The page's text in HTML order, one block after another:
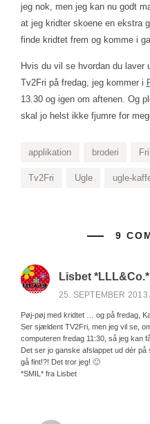
jeg nok, men jeg kan nu godt
at jeg kridter skoene en ekstra
finde kridtet frem og komme i
Hvis du vil se hvordan du laver
Tv2Fri på fredag, jeg kommer i
13.30 og igen om aftenen. Og
skal jo helst ikke fjumre for
applikation broderi
Tv2Fri Ugle ugle-
9
Lisbet *LLL&Co.*
25. SEPTEMBER 2013
Pøj-pøj med kridtet … og på fredag,
Ser sjældent TV2Fri, men jeg vil se,
computeren fredag 11:30, så jeg kan
Det ser jo ganske afslappet ud dér
gå fint!?! Det tror jeg! 🙂
*SMIL* fra Lisbet